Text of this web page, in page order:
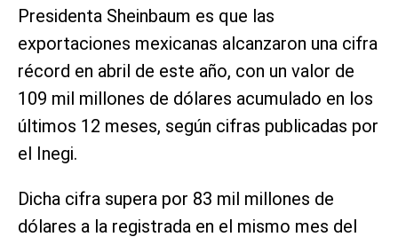
Presidenta Sheinbaum es que las
exportaciones mexicanas alcanzaron una cifra
récord en abril de este año, con un valor de
109 mil millones de dólares acumulado en los
últimos 12 meses, según cifras publicadas por
el Inegi.
Dicha cifra supera por 83 mil millones de
dólares a la registrada en el mismo mes del